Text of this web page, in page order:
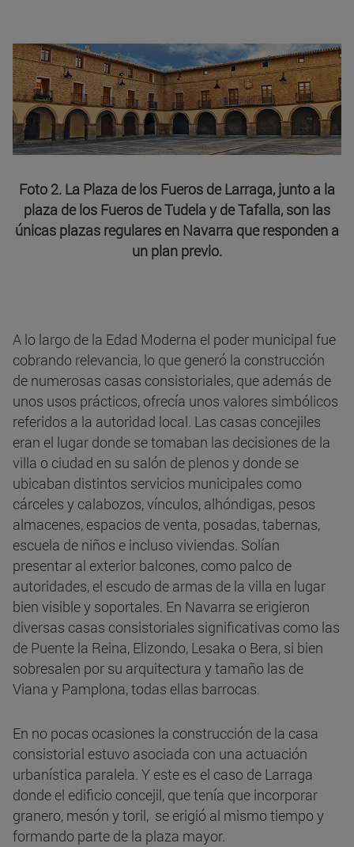
Foto 2. La Plaza de los Fueros de Larraga, junto a la
plaza de los Fueros de Tudela y de Tafalla, son las
únicas plazas regulares en Navarra que responden a
un plan previo.
A lo largo de la Edad Moderna el poder municipal fue
cobrando relevancia, lo que generó la construcción
de numerosas casas consistoriales, que además de
unos usos prácticos, ofrecía unos valores simbólicos
referidos a la autoridad local. Las casas concejiles
eran el lugar donde se tomaban las decisiones de la
villa o ciudad en su salón de plenos y donde se
ubicaban distintos servicios municipales como
cárceles y calabozos, vínculos, alhóndigas, pesos
almacenes, espacios de venta, posadas, tabernas,
escuela de niños e incluso viviendas. Solían
presentar al exterior balcones, como palco de
autoridades, el escudo de armas de la villa en lugar
bien visible y soportales. En Navarra se erigieron
diversas casas consistoriales significativas como las
de Puente la Reina, Elizondo, Lesaka o Bera, si bien
sobresalen por su arquitectura y tamaño las de
Viana y Pamplona, todas ellas barrocas.
En no pocas ocasiones la construcción de la casa
consistorial estuvo asociada con una actuación
urbanística paralela. Y este es el caso de Larraga
donde el edificio concejil, que tenía que incorporar
granero, mesón y toril, se erigió al mismo tiempo y
formando parte de la plaza mayor.